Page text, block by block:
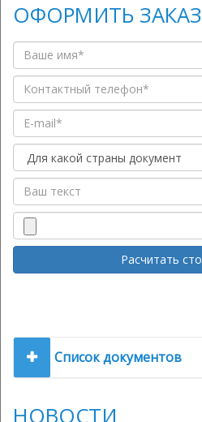
ОФОРМИТЬ ЗАКАЗ
Список документов
НОВОСТИ